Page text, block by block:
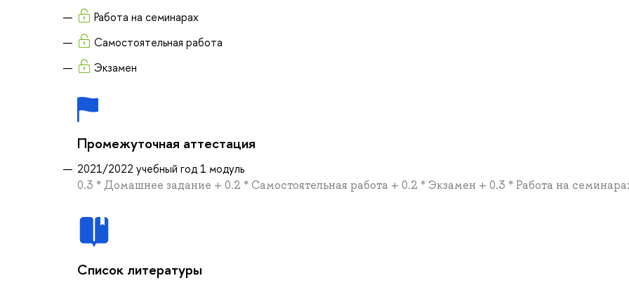
Работа на семинарах
Самостоятельная работа
Экзамен
Промежуточная аттестация
2021/2022 учебный год 1 модуль
0.3 * Домашнее задание + 0.2 * Самостоятельная работа + 0.2 * Экзамен + 0.3 * Работа на
Список литературы